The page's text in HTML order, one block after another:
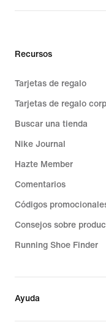
Recursos
Tarjetas de regalo
Tarjetas de regalo
Buscar una tienda
Nike Journal
Hazte Member
Comentarios
Códigos
Consejos sobre
Running Shoe Finder
Ayuda